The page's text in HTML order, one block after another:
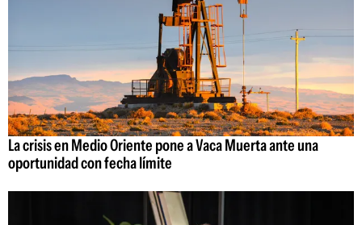
La crisis en Medio Oriente pone a Vaca Muerta ante una
oportunidad con fecha límite